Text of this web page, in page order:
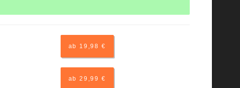
ab 19,98 €
ab 29,99 €